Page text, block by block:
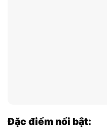
Đặc điểm nổi bật: